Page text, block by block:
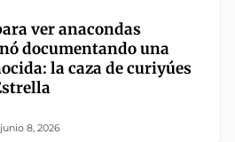
ver anacondas
documentando una
la caza de curiyúes
junio 8, 2026